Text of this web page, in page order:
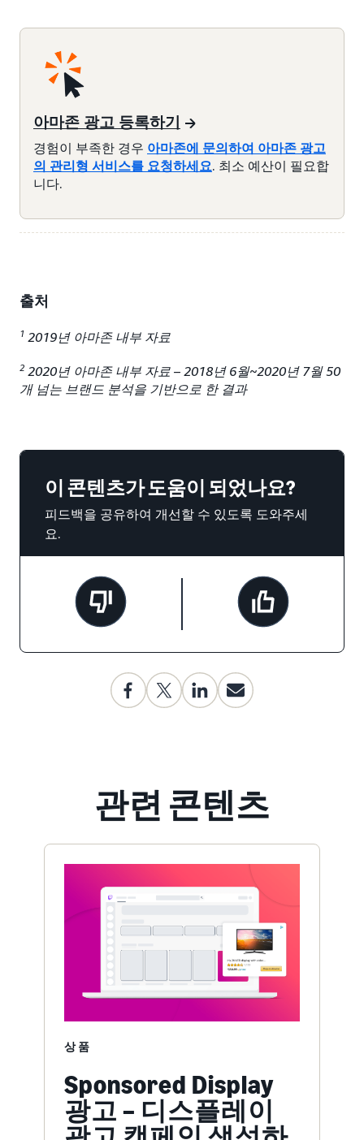
아마존 광고 등록하기
경험이 부족한 경우 아마존에 문의하여 아마존 광고
의 관리형 서비스를 요청하세요. 최소 예산이 필요합
니다.
출처
1 2019년 아마존 내부 자료
2 2020년 아마존 내부 자료 – 2018년 6월~2020년 7월 50
개 넘는 브랜드 분석을 기반으로 한 결과
이 콘텐츠가 도움이 되었나요?
피드백을 공유하여 개선할 수 있도록 도와주세
요.
관련 콘텐츠
상품
Sponsored Display
광고 – 디스플레이